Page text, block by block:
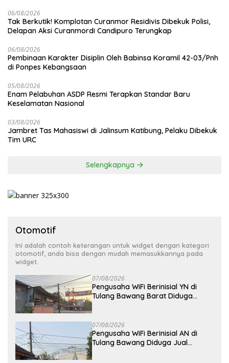
06/08/2026
Tak Berkutik! Komplotan Curanmor Residivis Dibekuk Polisi,
Delapan Aksi Curanmordi Candipuro Terungkap
06/08/2026
Pembinaan Karakter Disiplin Oleh Babinsa Koramil 42-03/Pnh
di Ponpes Kebangsaan
05/08/2026
Enam Pelabuhan ASDP Resmi Terapkan Standar Baru
Keselamatan Nasional
03/08/2026
Jambret Tas Mahasiswi di Jalinsum Katibung, Pelaku Dibekuk
Tim URC
Selengkapnya
Otomotif
Ini adalah contoh keterangan untuk widget dengan kategori
otomotif, anda bisa dengan mudah memasukkannya pada
widget.
07/08/2026
Pengusaha WiFi Berinisial YN di
Tulang Bawang Barat Diduga
07/08/2026
Pengusaha WiFi Berinisial AN di
Tulang Bawang Diduga Jual